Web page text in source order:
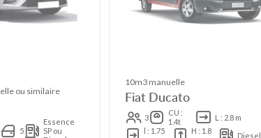
ou similaire
5
Essence
SP ou
10m3 manuelle
Fiat Ducato
3
CU :
1.4t
L : 2.8 m
l : 1.75
H : 1.8
Diesel